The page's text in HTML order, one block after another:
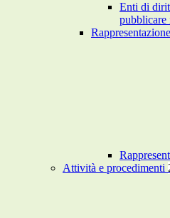
Enti di
pubblicare
Attività e procedimenti